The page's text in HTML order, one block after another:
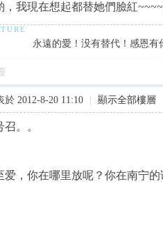
，我現在想起都替她們臉紅
永遠的愛！没有替代！感恩有
於 2012-8-20 11:10 顯示全部樓層
。。
爱，你在哪里放呢？你在南宁的